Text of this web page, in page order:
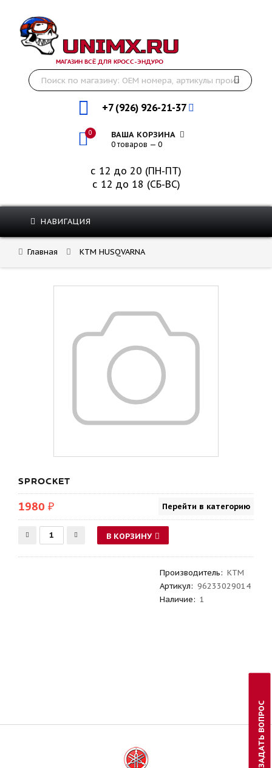
МАГАЗИН ВСЁ ДЛЯ КРОСС-ЭНДУРО
+7 (926) 926-21-37
0 ВАША КОРЗИНА
0 товаров — 0
с 12 до 20 (ПН-ПТ)
с 12 до 18 (СБ-ВС)
НАВИГАЦИЯ
Главная KTM HUSQVARNA
SPROCKET
1980 ₽ Перейти в категорию
В КОРЗИНУ
Производитель: KTM
Артикул: 96233029014
Наличие: 1
ЗАДАТЬ ВОПРОС